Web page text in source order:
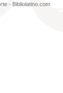
- Bibliolatino.com